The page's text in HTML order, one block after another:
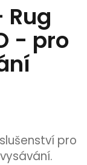
- pro
pro